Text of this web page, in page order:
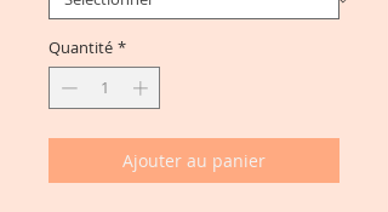
Quantité *
Ajouter au panier